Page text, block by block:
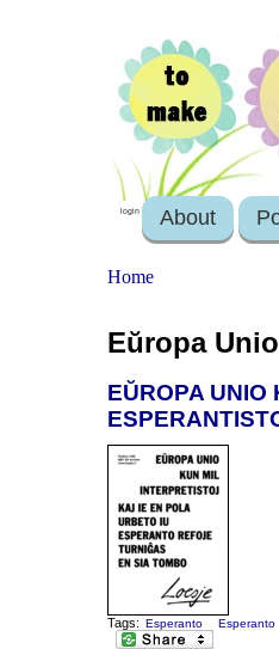
login About
Home
Eŭropa Unio
EŬROPA UNIO
Tags: Esperanto Esperanto